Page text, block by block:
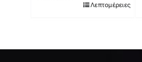
έχει
Λεπτομέρειες